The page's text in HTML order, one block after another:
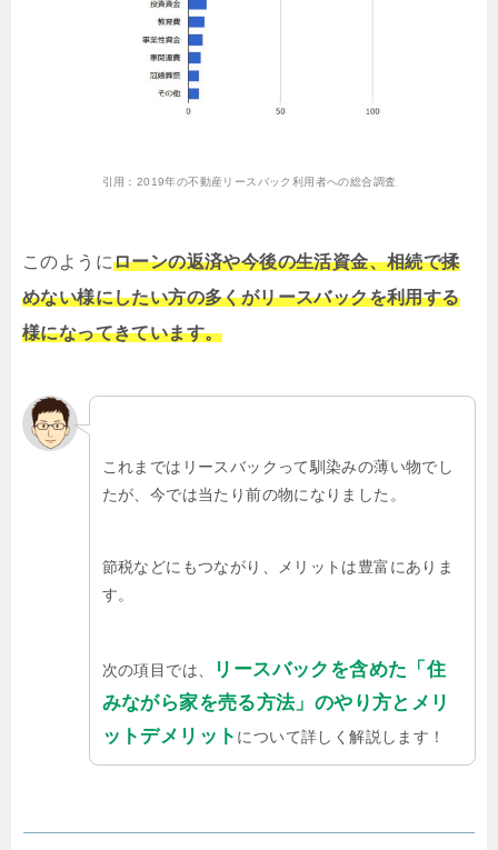
引用： 2019年の不動産リースバック利用者への総合調査
このようにローンの返済や今後の生活資金、相続で揉
めない様にしたい方の多くがリースバックを利用する
様になってきています。
これまではリースバックって馴染みの薄い物でし
たが、今では当たり前の物になりました。
節税などにもつながり、メリットは豊富にありま
す。
次の項目では、
リースバックを含めた「住
みながら家を売る方法」のやり方とメリ
ットデメリット について詳しく解説します！